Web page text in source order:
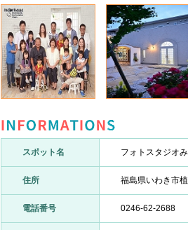
スポット名 フォトスタジオ
住所 福島県いわき市
電話番号 0246-62-2688